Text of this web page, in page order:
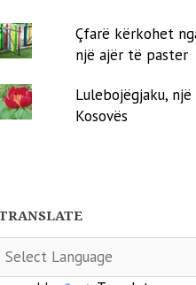
Çfarë kërkohet
një ajër të paster
Lulebojëgjaku,
Kosovës